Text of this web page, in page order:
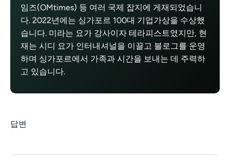
임즈(OMtimes) 등 여러 국제 잡지에 게재되었습니
다. 2022년에는 싱가포르 100대 기업가상을 수상했
습니다. 미라는 요가 강사이자 테라피스트였지만, 현
재는 시디 요가 인터내셔널을 이끌고 블로그를 운영
하며 싱가포르에서 가족과 시간을 보내는 데 주력하
고 있습니다.
답변